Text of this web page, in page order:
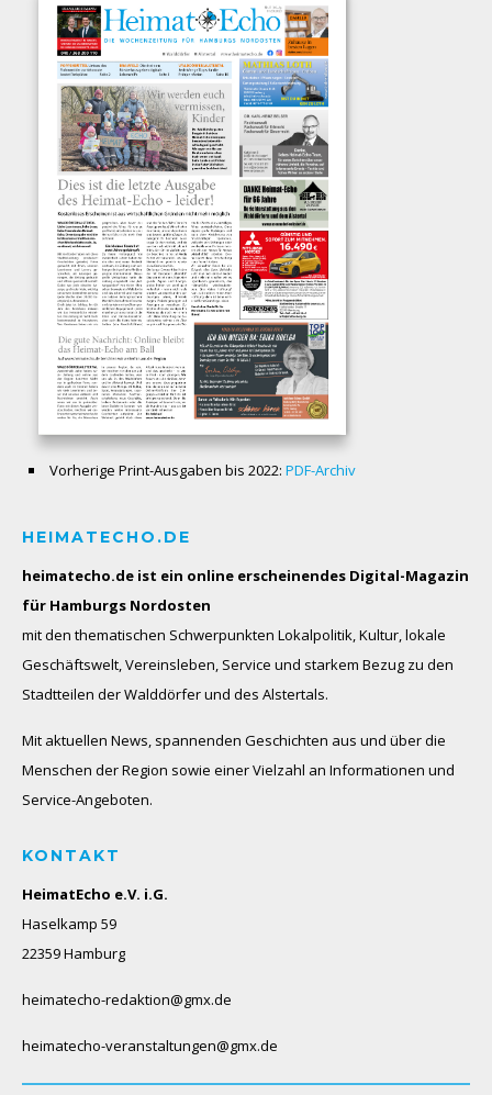
Vorherige Print-Ausgaben bis 2022: PDF-Archiv
HEIMATECHO.DE
heimatecho.de ist ein online erscheinendes Digital-Magazin
für Hamburgs Nordosten
mit den thematischen Schwerpunkten Lokalpolitik, Kultur, lokale
Geschäftswelt, Vereinsleben, Service und starkem Bezug zu den
Stadtteilen der Walddörfer und des Alstertals.
Mit aktuellen News, spannenden Geschichten aus und über die
Menschen der Region sowie einer Vielzahl an Informationen und
Service-Angeboten.
KONTAKT
HeimatEcho e.V. i.G.
Haselkamp 59
22359 Hamburg
heimatecho-redaktion@gmx.de
heimatecho-veranstaltungen@gmx.de